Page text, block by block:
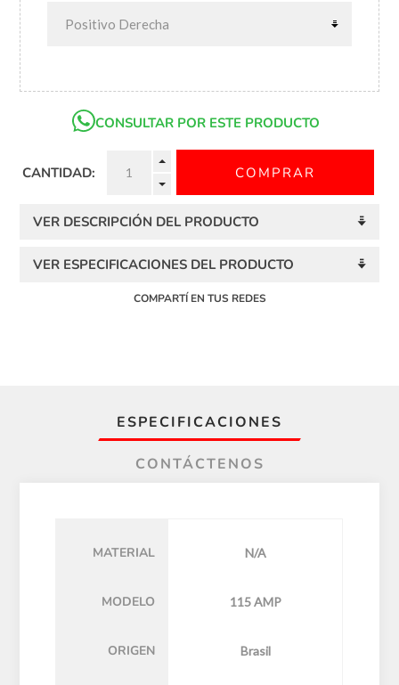
CONSULTAR POR ESTE PRODUCTO
CANTIDAD:
VER DESCRIPCIÓN DEL PRODUCTO
VER ESPECIFICACIONES DEL PRODUCTO
COMPARTÍ EN TUS REDES
ESPECIFICACIONES
CONTÁCTENOS
MATERIAL N/A
MODELO 115 AMP
ORIGEN Brasil